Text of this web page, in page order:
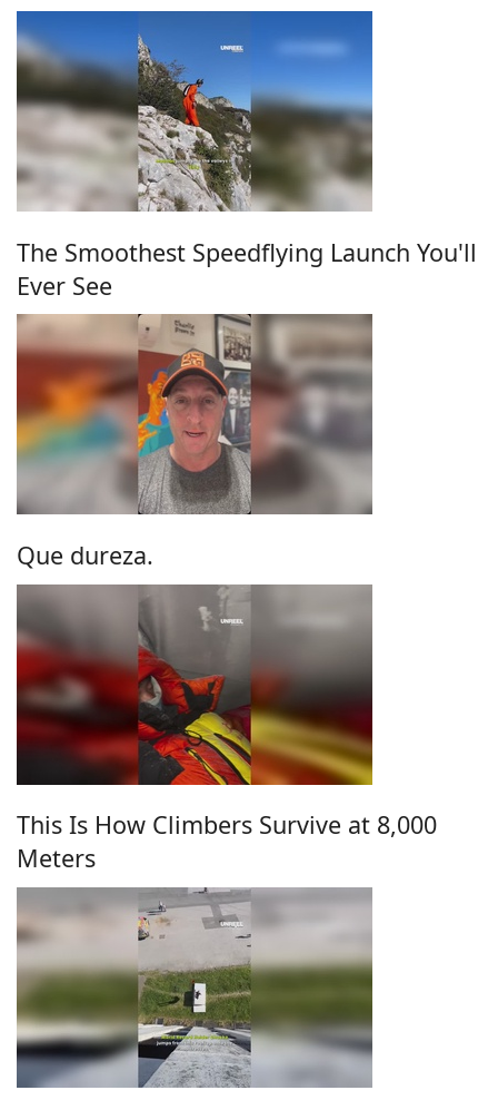
The Smoothest Speedflying Launch You'll
Ever See
Que dureza.
This Is How Climbers Survive at 8,000
Meters